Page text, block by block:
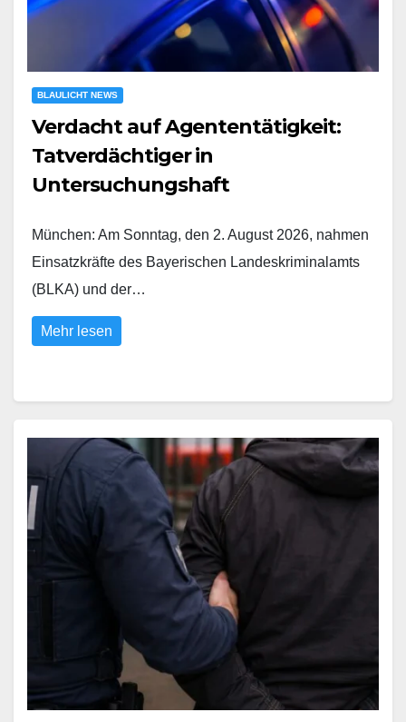
BLAULICHT NEWS
Verdacht auf Agententätigkeit:
Tatverdächtiger in
Untersuchungshaft
München: Am Sonntag, den 2. August 2026, nahmen
Einsatzkräfte des Bayerischen Landeskriminalamts
(BLKA) und der…
Mehr lesen